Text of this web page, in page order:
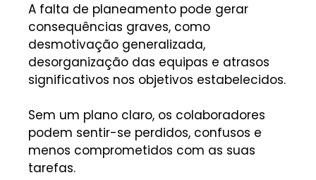
A falta de planeamento pode gerar
consequências graves, como
desmotivação generalizada,
desorganização das equipas e atrasos
significativos nos objetivos estabelecidos.
Sem um plano claro, os colaboradores
podem sentir-se perdidos, confusos e
menos comprometidos com as suas
tarefas.